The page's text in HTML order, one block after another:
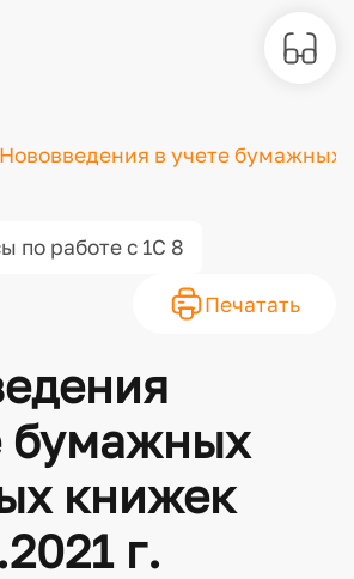
Нововведения в учете бумажных
по работе с 1С 8
Печатать
бумажных
книжек
г.